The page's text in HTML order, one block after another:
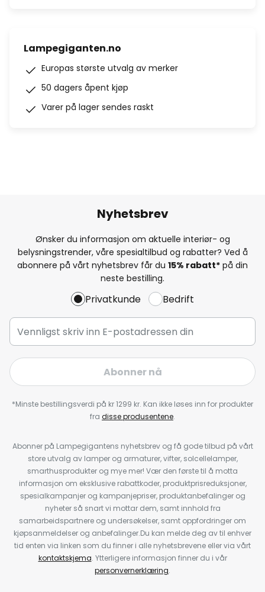
Lampegiganten.no
Europas største utvalg av merker
50 dagers åpent kjøp
Varer på lager sendes raskt
Nyhetsbrev
Ønsker du informasjon om aktuelle interiør- og
belysningstrender, våre spesialtilbud og rabatter? Ved å
abonnere på vårt nyhetsbrev får du 15% rabatt* på din
neste bestilling.
Privatkunde Bedrift
Abonner nå
*Minste bestillingsverdi på kr 1299 kr. Kan ikke løses inn for produkter
fra disse produsentene.
Abonner på Lampegigantens nyhetsbrev og få gode tilbud på vårt
store utvalg av lamper og armaturer, vifter, solcellelamper,
smarthusprodukter og mye mer! Vær den første til å motta
informasjon om eksklusive rabattkoder, produktprisreduksjoner,
spesialkampanjer og kampanjepriser, produktanbefalinger og
nyheter så snart vi mottar dem, samt innhold fra
samarbeidspartnere og undersøkelser, samt oppfordringer om
kjøpsanmeldelser og anbefalinger.Du kan melde deg av til enhver
tid enten via linken som du finner i alle nyhetsbrevene eller via vårt
kontaktskjema. Ytterligere informasjon finner du i vår
personvernerklæring.